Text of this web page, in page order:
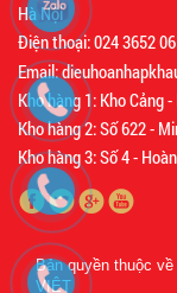
Hà Nội
Điện thoại: 024 3652
Email:
Kho hàng 1: Kho Cảng
Kho hàng 2: Số 622 -
Kho hàng 3: Số 4 -
Bản quyền thuộc về
VIỆT